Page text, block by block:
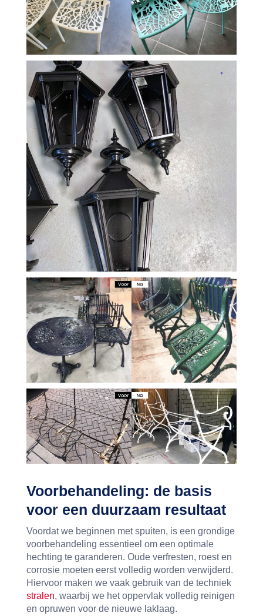
Voorbehandeling: de basis
voor een duurzaam resultaat
Voordat we beginnen met spuiten, is een grondige
voorbehandeling essentieel om een optimale
hechting te garanderen. Oude verfresten, roest en
corrosie moeten eerst volledig worden verwijderd.
Hiervoor maken we vaak gebruik van de techniek
stralen, waarbij we het oppervlak volledig reinigen
en opruwen voor de nieuwe laklaag.